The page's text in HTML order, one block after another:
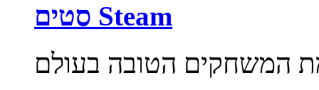
סטים Steam